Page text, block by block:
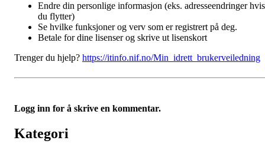
Endre din personlige informasjon (eks. adresseendringer hvis
du flytter)
Se hvilke funksjoner og verv som er registrert på deg.
Betale for dine lisenser og skrive ut lisenskort
Trenger du hjelp? https://itinfo.nif.no/Min_idrett_brukerveiledning
Logg inn for å skrive en kommentar.
Kategori